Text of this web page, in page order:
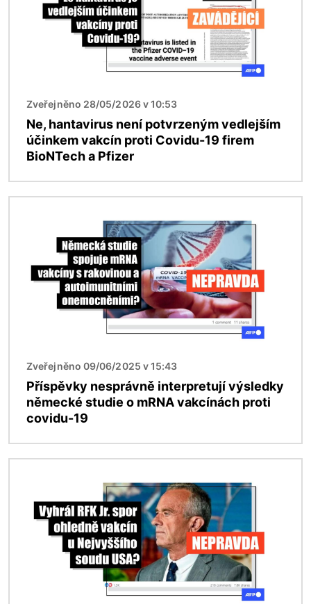
Zveřejněno 28/05/2026 v 10:53
Ne, hantavirus není potvrzeným vedlejším
účinkem vakcín proti Covidu-19 firem
BioNTech a Pfizer
Zveřejněno 09/06/2025 v 15:43
Příspěvky nesprávně interpretují výsledky
německé studie o mRNA vakcínách proti
covidu-19